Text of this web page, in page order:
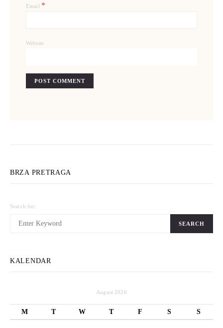
Email *
Website
BRZA PRETRAGA
Search for:
SEARCH
KALENDAR
August 2026
M T W T F S S